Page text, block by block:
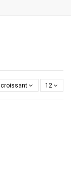
croissant 12